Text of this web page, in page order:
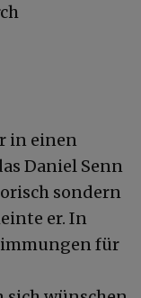
in einen
Daniel Senn
sondern
er. In
für